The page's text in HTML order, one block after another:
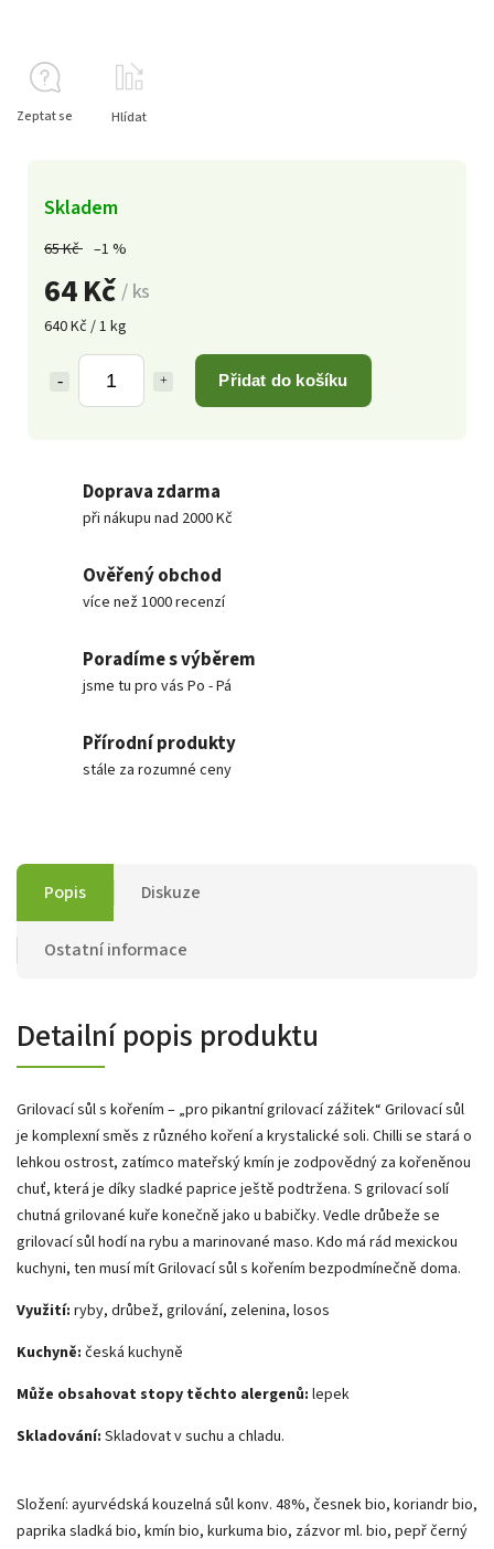
65 Kč –1 %
64 Kč/ ks
640 Kč / 1 kg
Přidat do košíku
Skladem
Zeptat se Hlídat
Doprava zdarma
při nákupu nad 2000 Kč
Ověřený obchod
více než 1000 recenzí
Poradíme s výběrem
jsme tu pro vás Po - Pá
Přírodní produkty
stále za rozumné ceny
Popis Diskuze
Ostatní informace
Detailní popis produktu
Grilovací sůl s kořením – „pro pikantní grilovací zážitek“ Grilovací sůl
je komplexní směs z různého koření a krystalické soli. Chilli se stará o
lehkou ostrost, zatímco mateřský kmín je zodpovědný za kořeněnou
chuť, která je díky sladké paprice ještě podtržena. S grilovací solí
chutná grilované kuře konečně jako u babičky. Vedle drůbeže se
grilovací sůl hodí na rybu a marinované maso. Kdo má rád mexickou
kuchyni, ten musí mít Grilovací sůl s kořením bezpodmínečně doma.
Využití: ryby, drůbež, grilování, zelenina, losos
Kuchyně: česká kuchyně
Může obsahovat stopy těchto alergenů: lepek
Skladování: Skladovat v suchu a chladu.
Složení: ayurvédská kouzelná sůl konv. 48%, česnek bio, koriandr bio,
paprika sladká bio, kmín bio, kurkuma bio, zázvor ml. bio, pepř černý